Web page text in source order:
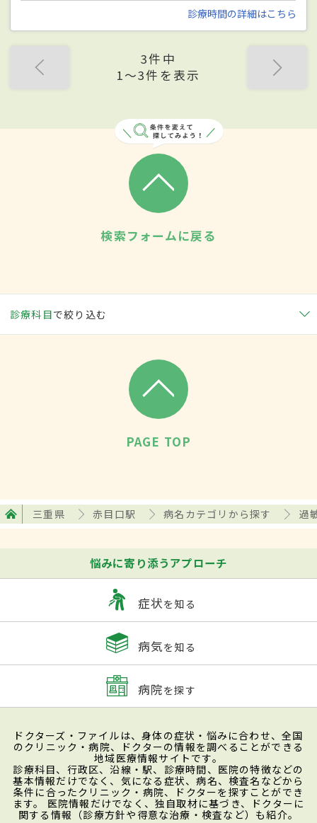
診療時間の詳細はこちら
3件中
1〜3件を表示
検索フォームに戻る
診療科目で絞り込む
PAGE TOP
三重県 赤目口駅 病名カテゴリから探す 過
悩みに寄り添うアプローチ
症状を知る
病気を知る
病院を探す
ドクターズ・ファイルは、身体の症状・悩みに合わせ、全国
のクリニック・病院、ドクターの情報を調べることができる
地域医療情報サイトです。
診療科目、行政区、沿線・駅、診療時間、医院の特徴などの
基本情報だけでなく、気になる症状、病名、検査名などから
条件に合ったクリニック・病院、ドクターを探すことができ
ます。 医院情報だけでなく、独自取材に基づき、ドクターに
関する情報（診療方針や得意な治療・検査など）も紹介。